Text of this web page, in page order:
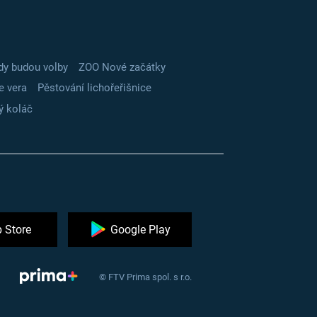
budou volby
ZOO Nové začátky
vera
Pěstování lichořeřišnice
koláč
Store Google Play
© FTV Prima spol. s r.o.